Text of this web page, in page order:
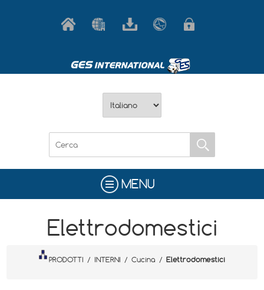
MENU
Elettrodomestici
PRODOTTI / INTERNI / Cucina / Elettrodomestici